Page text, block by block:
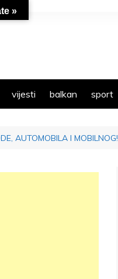
vijesti balkan sport
AUTOMOBILA I MOBILNOG!
»